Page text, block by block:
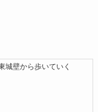
城壁から歩いていく